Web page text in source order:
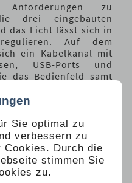
Sie optimal zu
verbessern zu
Cookies. Durch die
stimmen Sie
zu.
Anforderungen zu
drei eingebauten
das Licht lässt sich in
Auf dem
ein Kabelkanal mit
USB-Ports und
das Bedienfeld samt
sich ein 19“-
PC und eine
zum Schutz vor